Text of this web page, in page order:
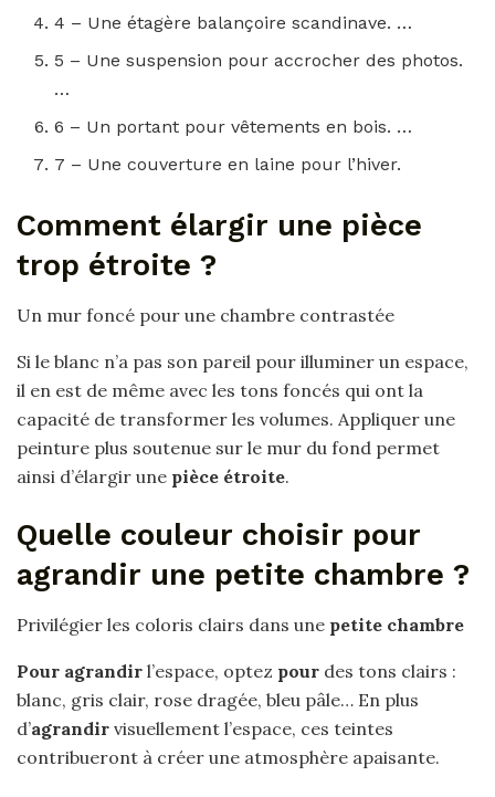
4 – Une étagère balançoire scandinave. …
5 – Une suspension pour accrocher des photos.
…
6 – Un portant pour vêtements en bois. …
7 – Une couverture en laine pour l’hiver.
Comment élargir une pièce
trop étroite ?
Un mur foncé pour une chambre contrastée
Si le blanc n’a pas son pareil pour illuminer un espace,
il en est de même avec les tons foncés qui ont la
capacité de transformer les volumes. Appliquer une
peinture plus soutenue sur le mur du fond permet
ainsi d’élargir une pièce étroite.
Quelle couleur choisir pour
agrandir une petite chambre ?
Privilégier les coloris clairs dans une petite chambre
Pour agrandir l’espace, optez pour des tons clairs :
blanc, gris clair, rose dragée, bleu pâle… En plus
d’agrandir visuellement l’espace, ces teintes
contribueront à créer une atmosphère apaisante.